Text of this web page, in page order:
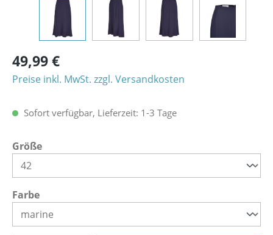
49,99 €
Preise inkl. MwSt. zzgl. Versandkosten
Sofort verfügbar, Lieferzeit: 1-3 Tage
Größeauswählen
Farbeauswählen